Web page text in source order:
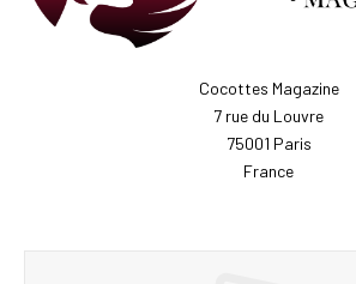
Cocottes Magazine
7 rue du Louvre
75001 Paris
France